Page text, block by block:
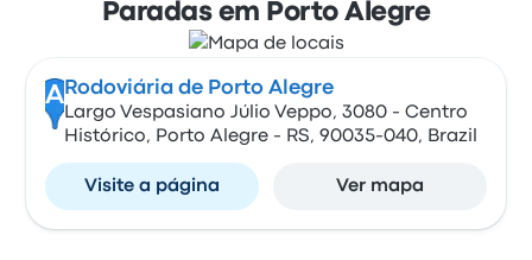
Paradas em Porto Alegre
A Rodoviária de Porto Alegre
Largo Vespasiano Júlio Veppo, 3080 - Centro
Histórico, Porto Alegre - RS, 90035-040, Brazil
Visite a página Ver mapa